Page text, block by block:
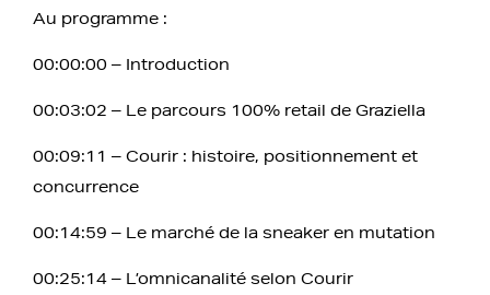
Au programme :
00:00:00 – Introduction
00:03:02 – Le parcours 100% retail de Graziella
00:09:11 – Courir : histoire, positionnement et
concurrence
00:14:59 – Le marché de la sneaker en mutation
00:25:14 – L’omnicanalité selon Courir